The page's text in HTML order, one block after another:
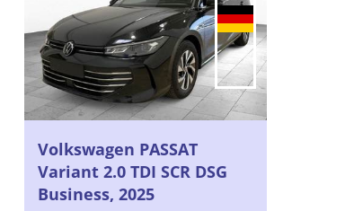
Volkswagen PASSAT
Variant 2.0 TDI SCR DSG
Business, 2025